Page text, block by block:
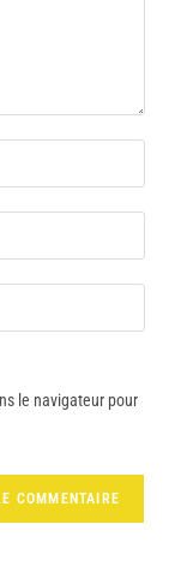
le navigateur pour